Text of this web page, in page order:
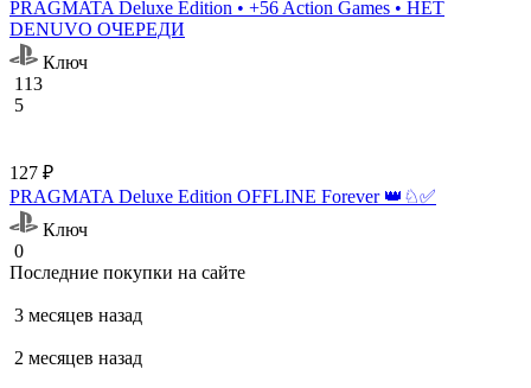
PRAGMATA Deluxe Edition • +56 Action Games • НЕТ
DENUVO ОЧЕРЕДИ
Ключ
113
5
127 ₽
PRAGMATA Deluxe Edition OFFLINE Forever 👑♘✅
Ключ
0
Последние покупки на сайте
3 месяцев назад
2 месяцев назад